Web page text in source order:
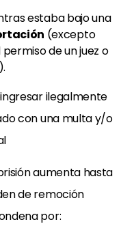
estaba bajo una
(excepto
de un juez o
ilegalmente
con una multa y/o
aumenta hasta
de remoción
por: